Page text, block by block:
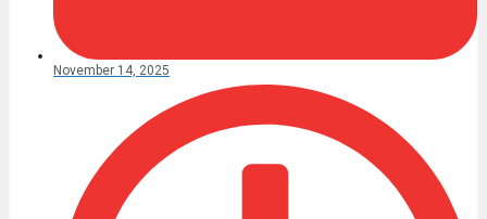
November 14, 2025